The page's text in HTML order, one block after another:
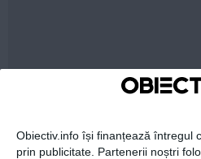
Obiectiv.info își finanțează întregul
prin publicitate. Partenerii noștri